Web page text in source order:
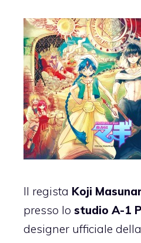
Il regista Koji
presso lo studio A-1
designer ufficiale